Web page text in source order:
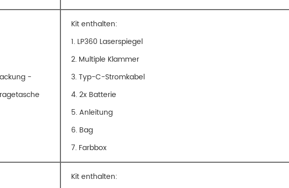
-
Kit enthalten:
1. LP360 Laserspiegel
2. Multiple Klammer
3. Typ-C-Stromkabel
4. 2x Batterie
5. Anleitung
6. Bag
7. Farbbox
Kit enthalten: